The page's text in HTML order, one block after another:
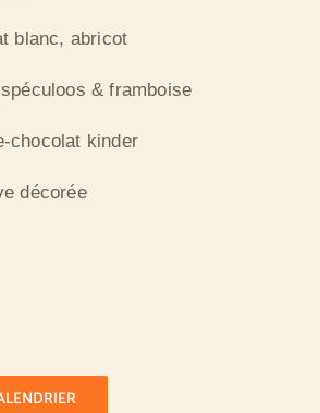
blanc, abricot
& framboise
chocolat kinder
décorée